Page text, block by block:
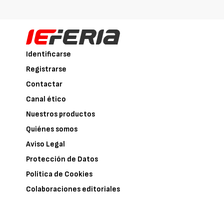
Identificarse
Registrarse
Contactar
Canal ético
Nuestros productos
Quiénes somos
Aviso Legal
Protección de Datos
Política de Cookies
Colaboraciones editoriales